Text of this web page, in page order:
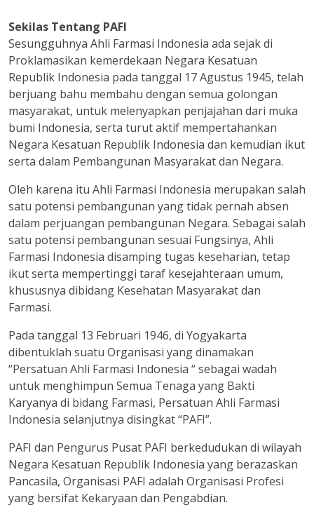
Sekilas Tentang PAFI
Sesungguhnya Ahli Farmasi Indonesia ada sejak di
Proklamasikan kemerdekaan Negara Kesatuan
Republik Indonesia pada tanggal 17 Agustus 1945, telah
berjuang bahu membahu dengan semua golongan
masyarakat, untuk melenyapkan penjajahan dari muka
bumi Indonesia, serta turut aktif mempertahankan
Negara Kesatuan Republik Indonesia dan kemudian ikut
serta dalam Pembangunan Masyarakat dan Negara.
Oleh karena itu Ahli Farmasi Indonesia merupakan salah
satu potensi pembangunan yang tidak pernah absen
dalam perjuangan pembangunan Negara. Sebagai salah
satu potensi pembangunan sesuai Fungsinya, Ahli
Farmasi Indonesia disamping tugas keseharian, tetap
ikut serta mempertinggi taraf kesejahteraan umum,
khususnya dibidang Kesehatan Masyarakat dan
Farmasi.
Pada tanggal 13 Februari 1946, di Yogyakarta
dibentuklah suatu Organisasi yang dinamakan
“Persatuan Ahli Farmasi Indonesia “ sebagai wadah
untuk menghimpun Semua Tenaga yang Bakti
Karyanya di bidang Farmasi, Persatuan Ahli Farmasi
Indonesia selanjutnya disingkat “PAFI”.
PAFI dan Pengurus Pusat PAFI berkedudukan di wilayah
Negara Kesatuan Republik Indonesia yang berazaskan
Pancasila, Organisasi PAFI adalah Organisasi Profesi
yang bersifat Kekaryaan dan Pengabdian.